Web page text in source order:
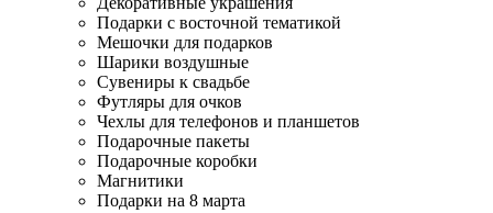
Подарки с восточной тематикой
Мешочки для подарков
Шарики воздушные
Сувениры к свадьбе
Футляры для очков
Чехлы для телефонов и планшетов
Подарочные пакеты
Подарочные коробки
Магнитики
Подарки на 8 марта